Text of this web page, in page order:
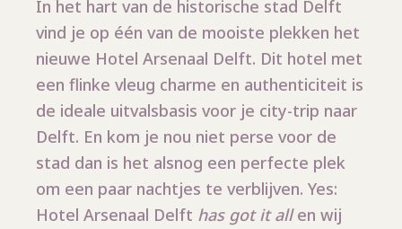
In het hart van de historische stad Delft
vind je op één van de mooiste plekken het
nieuwe Hotel Arsenaal Delft. Dit hotel met
een flinke vleug charme en authenticiteit is
de ideale uitvalsbasis voor je city-trip naar
Delft. En kom je nou niet perse voor de
stad dan is het alsnog een perfecte plek
om een paar nachtjes te verblijven. Yes:
Hotel Arsenaal Delft has got it allen wij